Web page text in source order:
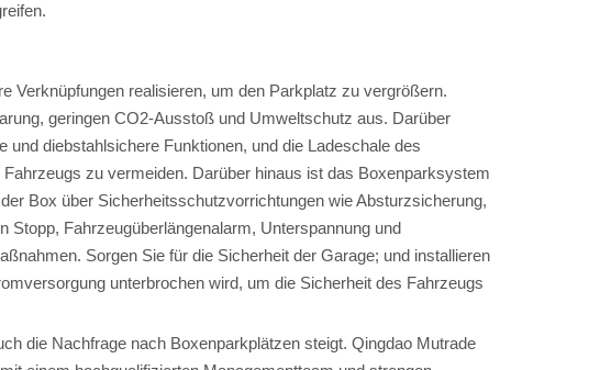
Verknüpfungen realisieren, um den Parkplatz zu vergrößern.
geringen CO2-Ausstoß und Umweltschutz aus. Darüber
diebstahlsichere Funktionen, und die Ladeschale des
zu vermeiden. Darüber hinaus ist das Boxenparksystem
Box über Sicherheitsschutzvorrichtungen wie Absturzsicherung,
Fahrzeugüberlängenalarm, Unterspannung und
Sorgen Sie für die Sicherheit der Garage; und installieren
unterbrochen wird, um die Sicherheit des Fahrzeugs
die Nachfrage nach Boxenparkplätzen steigt. Qingdao Mutrade